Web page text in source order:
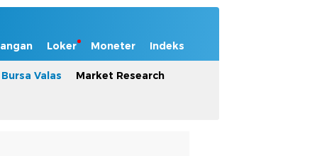
Loker Moneter Indeks
Bursa Valas Market Research